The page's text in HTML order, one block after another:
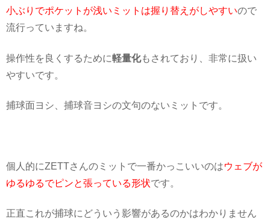
小ぶりでポケットが浅いミットは握り替えがしやすいので
流行っていますね。
操作性を良くするために軽量化もされており、非常に扱い
やすいです。
捕球面ヨシ、捕球音ヨシの文句のないミットです。
個人的にZETTさんのミットで一番かっこいいのはウェブが
ゆるゆるでピンと張っている形状です。
正直これが捕球にどういう影響があるのかはわかりません